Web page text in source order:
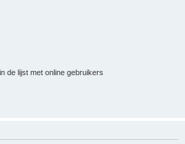
de lijst met online gebruikers